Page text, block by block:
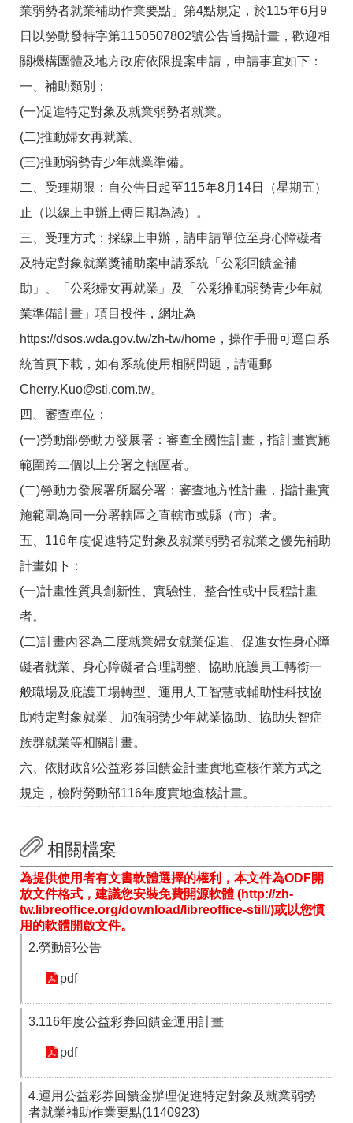
導
頁
English
民
意
信
常
見
問
雙
語
詞
雲
嘉
南
署
源
手
RSS
隱
權
及
安
全
策
政
網
站
資
料
放
告
絡
資
訊
分
機
表
業弱勢者就業補助作業要點」第4點規定，於115年6月9
日以勞動發特字第1150507802號公告旨揭計畫，歡迎相
關機構團體及地方政府依限提案申請，申請事宜如下：
一、補助類別：
(一)促進特定對象及就業弱勢者就業。
(二)推動婦女再就業。
(三)推動弱勢青少年就業準備。
二、受理期限：自公告日起至115年8月14日（星期五）
止（以線上申辦上傳日期為憑）。
三、受理方式：採線上申辦，請申請單位至身心障礙者
及特定對象就業獎補助案申請系統「公彩回饋金補
助」、「公彩婦女再就業」及「公彩推動弱勢青少年就
業準備計畫」項目投件，網址為
https://dsos.wda.gov.tw/zh-tw/home，操作手冊可逕自系
統首頁下載，如有系統使用相關問題，請電郵
Cherry.Kuo@sti.com.tw。
四、審查單位：
(一)勞動部勞動力發展署：審查全國性計畫，指計畫實施
範圍跨二個以上分署之轄區者。
(二)勞動力發展署所屬分署：審查地方性計畫，指計畫實
施範圍為同一分署轄區之直轄市或縣（市）者。
五、116年度促進特定對象及就業弱勢者就業之優先補助
計畫如下：
(一)計畫性質具創新性、實驗性、整合性或中長程計畫
者。
(二)計畫內容為二度就業婦女就業促進、促進女性身心障
礙者就業、身心障礙者合理調整、協助庇護員工轉銜一
般職場及庇護工場轉型、運用人工智慧或輔助性科技協
助特定對象就業、加強弱勢少年就業協助、協助失智症
族群就業等相關計畫。
六、依財政部公益彩券回饋金計畫實地查核作業方式之
規定，檢附勞動部116年度實地查核計畫。
相關檔案
為提供使用者有文書軟體選擇的權利，本文件為ODF開
放文件格式，建議您安裝免費開源軟體 (http://zh-
tw.libreoffice.org/download/libreoffice-still/)或以您慣
用的軟體開啟文件。
2.勞動部公告
pdf
3.116年度公益彩券回饋金運用計畫
pdf
4.運用公益彩券回饋金辦理促進特定對象及就業弱勢
者就業補助作業要點(1140923)